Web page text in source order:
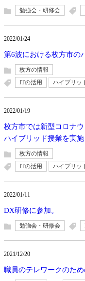
勉強会・研修会
2022/01/24
第6波における枚方市の
枚方の情報
ITの活用
ハイブリッ
2022/01/19
枚方市では新型コロナ
ハイブリッド授業を実施
枚方の情報
ITの活用
ハイブリッ
2022/01/11
DX研修に参加。
勉強会・研修会
2021/12/20
職員のテレワークのため